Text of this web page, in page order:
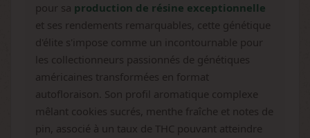
pour sa production de résine exceptionnelle
et ses rendements remarquables, cette génétique
d'élite s'impose comme un incontournable pour
les collectionneurs passionnés de génétiques
américaines transformées en format
autofloraison. Son profil aromatique complexe
mêlant cookies sucrés, menthe fraîche et notes de
pin, associé à un taux de THC pouvant atteindre